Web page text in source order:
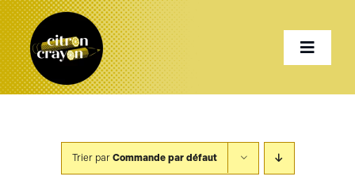
Passer
au
contenu
Toggle
Présentation
Trier par Commande par défaut